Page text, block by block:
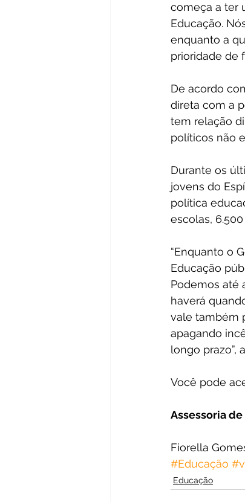
começa a ter
Educação.
enquanto a
prioridade de
De acordo
direta com a
tem relação
políticos não
Durante os
jovens do
política
escolas,
“Enquanto o
Educação
Podemos até
haverá
vale também
apagando
longo prazo”,
Você pode
Assessoria
Fiorella
#Educação
Educação